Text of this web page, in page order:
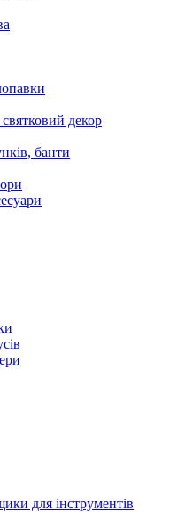
декор
банти
для інструментів